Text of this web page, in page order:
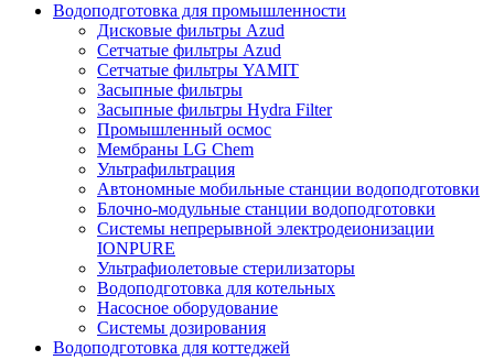
Водоподготовка для промышленности
Дисковые фильтры Azud
Сетчатые фильтры Azud
Сетчатые фильтры YAMIT
Засыпные фильтры
Засыпные фильтры Hydra Filter
Промышленный осмос
Мембраны LG Chem
Ультрафильтрация
Автономные мобильные станции водоподготовки
Блочно-модульные станции водоподготовки
Системы непрерывной электродеионизации
IONPURE
Ультрафиолетовые стерилизаторы
Водоподготовка для котельных
Насосное оборудование
Системы дозирования
Водоподготовка для коттеджей